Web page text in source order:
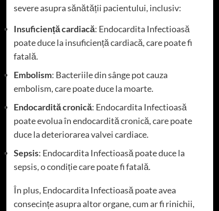
severe asupra sănătății pacientului, inclusiv:
Insuficiență cardiacă: Endocardita Infectioasă
poate duce la insuficiență cardiacă, care poate fi
fatală.
Embolism: Bacteriile din sânge pot cauza
embolism, care poate duce la moarte.
Endocardită cronică: Endocardita Infectioasă
poate evolua în endocardită cronică, care poate
duce la deteriorarea valvei cardiace.
Sepsis: Endocardita Infectioasă poate duce la
sepsis, o condiție care poate fi fatală.
În plus, Endocardita Infectioasă poate avea
consecințe asupra altor organe, cum ar fi rinichii,